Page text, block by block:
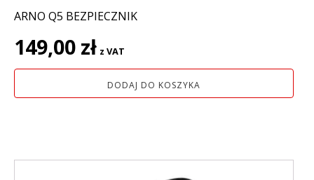
ARNO Q5 BEZPIECZNIK
149,00 zł z VAT
DODAJ DO KOSZYKA